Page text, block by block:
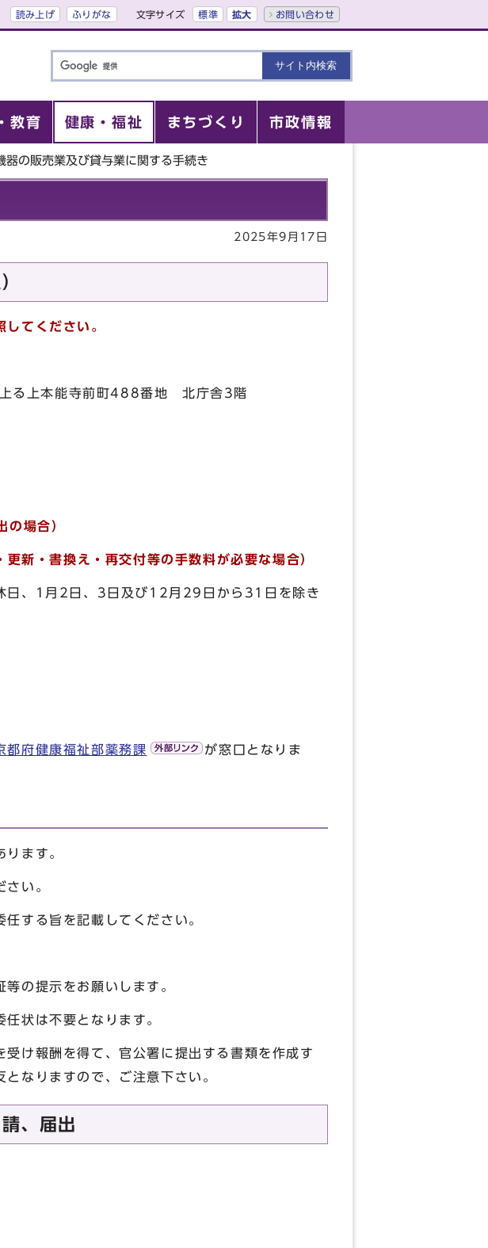
読み上げ ふりがな 文字サイズ 標準 拡大 お問い合わせ
教育 健康・福祉 まちづくり 市政情報
器の販売業及び貸与業に関する手続き
2025年9月17日
てください。
上本能寺前町488番地 北庁舎3階
の場合）
更新・書換え・再交付等の手数料が必要な場合）
、1月2日、3日及び12月29日から31日を除き
都府健康福祉部薬務課
が窓口となりま
ます。
い。
する旨を記載してください。
の提示をお願いします。
状は不要となります。
け報酬を得て、官公署に提出する書類を作成す
なりますので、ご注意下さい。
、届出